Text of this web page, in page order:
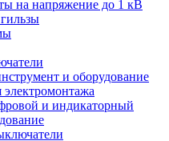
на напряжение до 1 кВ
и оборудование
и индикаторный